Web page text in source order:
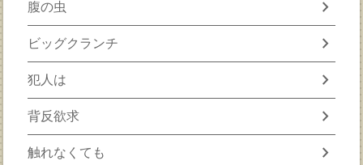
腹の虫 chevron_right
ビッグクランチ chevron_right
犯人は chevron_right
背反欲求 chevron_right
触れなくても chevron_right